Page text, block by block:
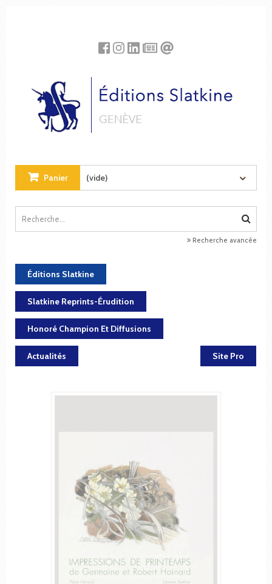
Panier (vide)
Recherche avancée
Éditions Slatkine
Slatkine Reprints-Érudition
Honoré Champion Et Diffusions
Actualités Site Pro